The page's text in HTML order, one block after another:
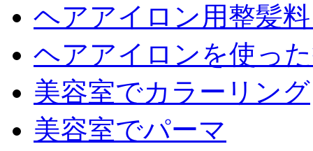
ヘアアイロン用整髪
ヘアアイロンを使っ
美容室でカラーリング
美容室でパーマ